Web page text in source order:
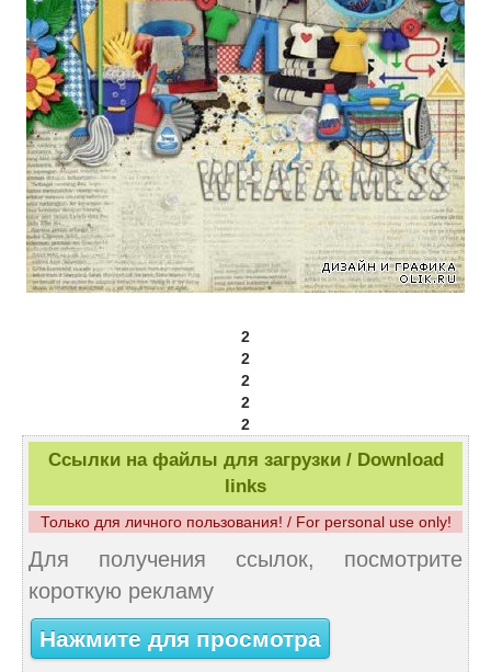
2
2
2
2
2
Ссылки на файлы для загрузки / Download
links
Только для личного пользования! / For personal use only!
Для получения ссылок, посмотрите
короткую рекламу
Нажмите для просмотра